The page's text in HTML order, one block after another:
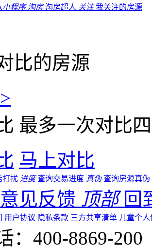
小程序 淘房 淘房超人 关注 我关注的房源
比的房源
最多一次对比
马上对比
打扰 进度 查询交易进度 真伪 查询房源真伪
意见反馈 顶部 回
用户协议 隐私条款 三方共享清单 儿童个
：400-8869-200